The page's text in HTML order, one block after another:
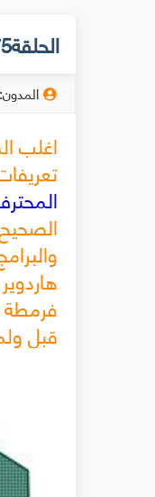
الحلقة675: كيف تأخد نسخة إحتياطية لتعريفات الحاسوب (الدرايفرات) قبل الفرمته
المدون:
اغلب
قبل